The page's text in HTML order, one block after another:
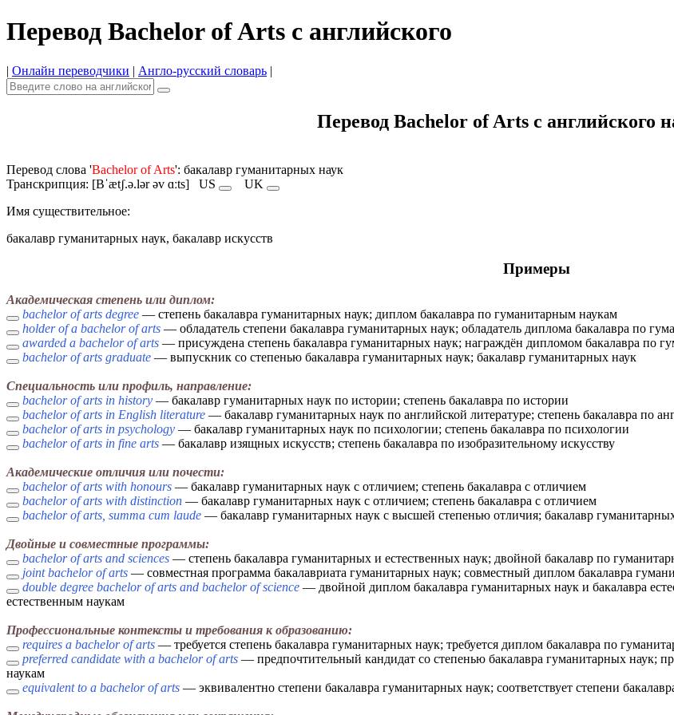
Перевод Bachelor of Arts с английского
| Онлайн переводчики | Англо-русский словарь |
Перевод Bachelor of Arts с английского
Перевод слова 'Bachelor of Arts': бакалавр гуманитарных наук
Транскрипция: [Bˈætʃ.ə.lər əv ɑːts] US
UK
Имя cуществительное:
бакалавр гуманитарных наук, бакалавр искусств
Примеры
Академическая степень или диплом:
bachelor of arts degree — степень бакалавра гуманитарных наук; диплом бакалавра по гуманитарным наукам
holder of a bachelor of arts — обладатель степени бакалавра гуманитарных наук; обладатель диплома бакалавра по
awarded a bachelor of arts — присуждена степень бакалавра гуманитарных наук; награждён дипломом бакалавра по
bachelor of arts graduate — выпускник со степенью бакалавра гуманитарных наук; бакалавр гуманитарных наук
Специальность или профиль, направление:
bachelor of arts in history — бакалавр гуманитарных наук по истории; степень бакалавра по истории
bachelor of arts in English literature — бакалавр гуманитарных наук по английской литературе; степень бакалавра по
bachelor of arts in psychology — бакалавр гуманитарных наук по психологии; степень бакалавра по психологии
bachelor of arts in fine arts — бакалавр изящных искусств; степень бакалавра по изобразительному искусству
Академические отличия или почести:
bachelor of arts with honours — бакалавр гуманитарных наук с отличием; степень бакалавра с отличием
bachelor of arts with distinction — бакалавр гуманитарных наук с отличием; степень бакалавра с отличием
bachelor of arts, summa cum laude — бакалавр гуманитарных наук с высшей степенью отличия; бакалавр
Двойные и совместные программы:
bachelor of arts and sciences — степень бакалавра гуманитарных и естественных наук; двойной бакалавр по
joint bachelor of arts — совместная программа бакалавриата гуманитарных наук; совместный диплом бакалавра
double degree bachelor of arts and bachelor of science — двойной диплом бакалавра гуманитарных наук и бакалавра
естественным наукам
Профессиональные контексты и требования к образованию:
requires a bachelor of arts — требуется степень бакалавра гуманитарных наук; требуется диплом бакалавра по
preferred candidate with a bachelor of arts — предпочтительный кандидат со степенью бакалавра гуманитарных наук;
наукам
equivalent to a bachelor of arts — эквивалентно степени бакалавра гуманитарных наук; соответствует степени